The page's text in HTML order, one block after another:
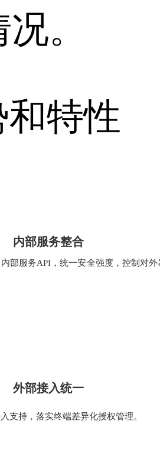
。
特性
内部服务整合
部服务API，统一安全强度，控制对外
外部接入统一
支持，落实终端差异化授权管理。